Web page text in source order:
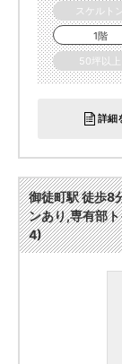
スケルト
1階
50坪以上
詳細
御徒町駅 徒歩8
ンあり,専有部
4)